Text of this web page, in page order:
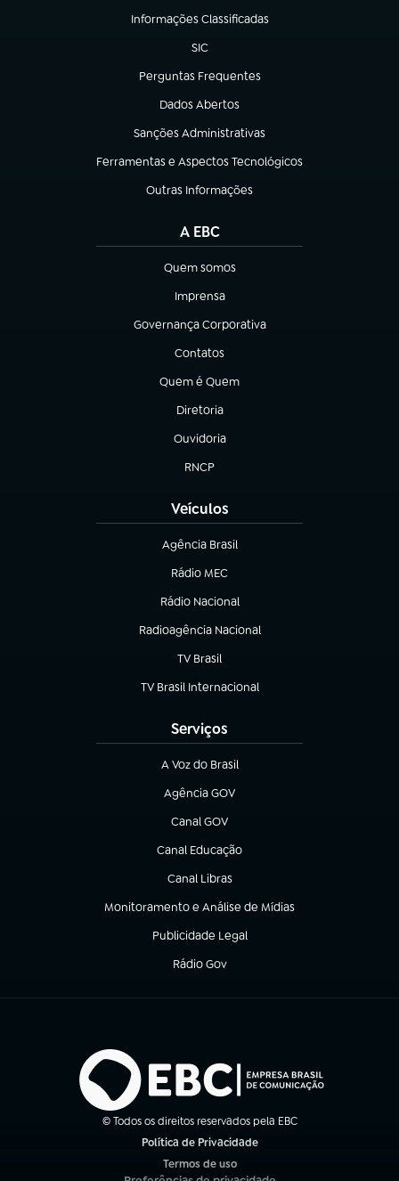
Informações Classificadas
(abre em nova aba)
SIC
(abre em nova aba)
Perguntas Frequentes
(abre em nova aba)
Dados Abertos
(abre em nova aba)
Sanções Administrativas
(abre em nova aba)
Ferramentas e Aspectos Tecnológicos
(abre em nova aba)
Outras Informações
(abre em nova aba)
A EBC
Quem somos
(abre em nova aba)
Imprensa
(abre em nova aba)
Governança Corporativa
(abre em nova aba)
Contatos
(abre em nova aba)
Quem é Quem
(abre em nova aba)
Diretoria
(abre em nova aba)
Ouvidoria
(abre em nova aba)
RNCP
(abre em nova aba)
Veículos
Agência Brasil
(abre em nova aba)
Rádio MEC
(abre em nova aba)
Rádio Nacional
Radioagência Nacional
(abre em nova aba)
TV Brasil
(abre em nova aba)
TV Brasil Internacional
(abre em nova aba)
Serviços
A Voz do Brasil
(abre em nova aba)
Agência GOV
(abre em nova aba)
Canal GOV
(abre em nova aba)
Canal Educação
(abre em nova aba)
Canal Libras
(abre em nova aba)
Monitoramento e Análise de Mídias
(abre em nova aba)
Publicidade Legal
(abre em nova aba)
Rádio Gov
(abre em nova aba)
© Todos os direitos reservados pela EBC
Política de Privacidade
Termos de uso
(abre em nova aba)